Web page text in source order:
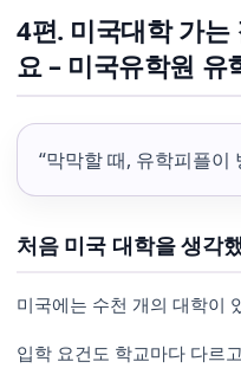
4편. 미국대학 가는
요 – 미국유학원 유
“막막할 때, 유학피플이
처음 미국 대학을 생각
미국에는 수천 개의 대학이
입학 요건도 학교마다 다르